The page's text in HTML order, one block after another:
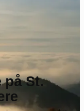
på St.